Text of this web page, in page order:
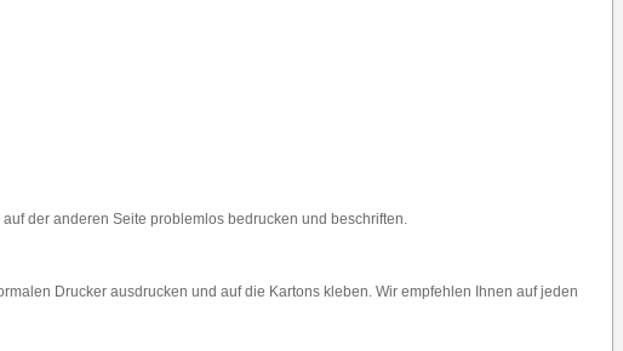
der anderen Seite problemlos bedrucken und beschriften.
Drucker ausdrucken und auf die Kartons kleben. Wir empfehlen Ihnen auf jeden